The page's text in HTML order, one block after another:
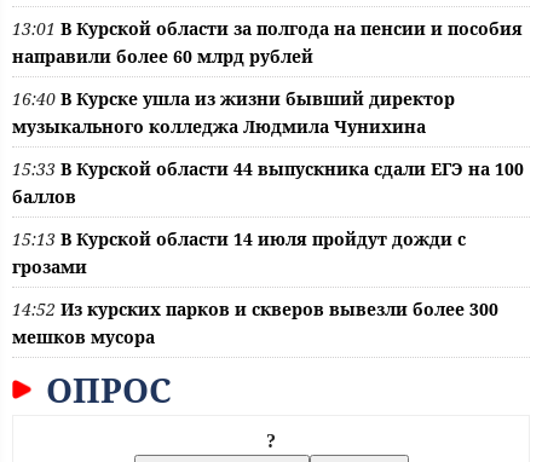
13:01 В Курской области за полгода на пенсии и пособия
направили более 60 млрд рублей
16:40 В Курске ушла из жизни бывший директор
музыкального колледжа Людмила Чунихина
15:33 В Курской области 44 выпускника сдали ЕГЭ на 100
баллов
15:13 В Курской области 14 июля пройдут дожди с
грозами
14:52 Из курских парков и скверов вывезли более 300
мешков мусора
ОПРОС
?